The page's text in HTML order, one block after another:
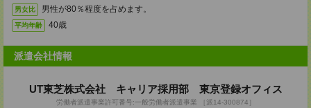
男女比 男性が80％程度を占めます。
平均年齢 40歳
派遣会社情報
UT東芝株式会社 キャリア採用部 東京登録オフィス
労働者派遣事業許可番号:一般労働者派遣事業 ［派14-300874］